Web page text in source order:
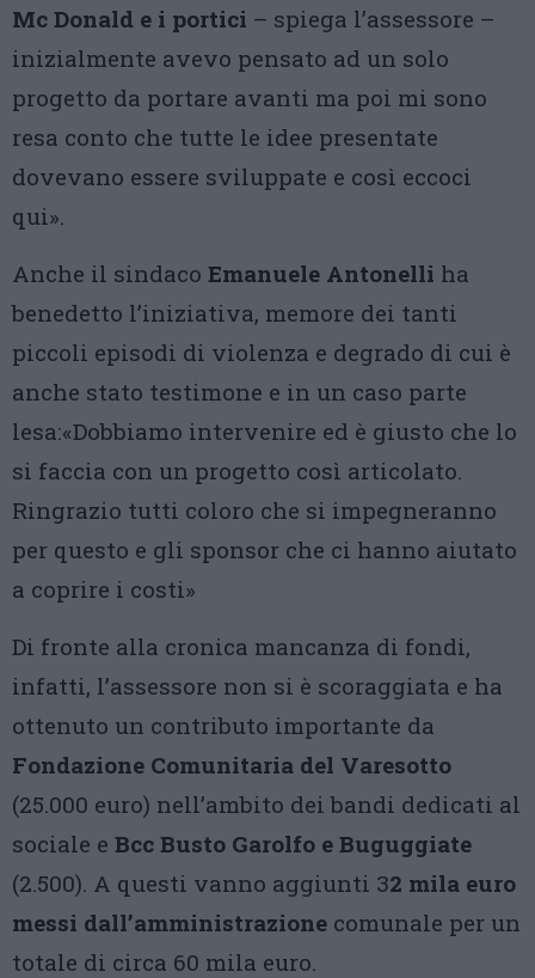
Mc Donald e i portici – spiega l’assessore –
inizialmente avevo pensato ad un solo
progetto da portare avanti ma poi mi sono
resa conto che tutte le idee presentate
dovevano essere sviluppate e così eccoci
qui».
Anche il sindaco Emanuele Antonelli ha
benedetto l’iniziativa, memore dei tanti
piccoli episodi di violenza e degrado di cui è
anche stato testimone e in un caso parte
lesa:«Dobbiamo intervenire ed è giusto che lo
si faccia con un progetto così articolato.
Ringrazio tutti coloro che si impegneranno
per questo e gli sponsor che ci hanno aiutato
a coprire i costi»
Di fronte alla cronica mancanza di fondi,
infatti, l’assessore non si è scoraggiata e ha
ottenuto un contributo importante da
Fondazione Comunitaria del Varesotto
(25.000 euro) nell’ambito dei bandi dedicati al
sociale e Bcc Busto Garolfo e Buguggiate
(2.500). A questi vanno aggiunti 32 mila euro
messi dall’amministrazione comunale per un
totale di circa 60 mila euro.